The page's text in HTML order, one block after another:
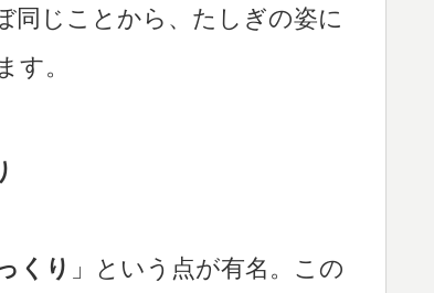
同じことから、たしぎの姿に
す。
くり 」という点が有名。この